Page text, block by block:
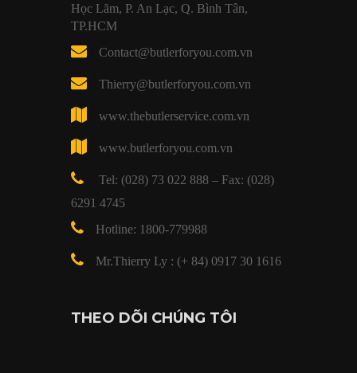
Học Lãm, P. An Lạc, Q. Bình Tân,
TP.HCM
Contact@butlerforyou.com.vn
Thierry@butlerforyou.com.vn
www.thebutlerservice.com.vn
www.butlerforyou.com.vn
Tel: (028) 73 022 888 – Fax: (028)
6291 4745
Hotline: 1800-779988
Mr.Thierry Ly : (+ 84) 0917 30 1616
THEO DÕI CHÚNG TÔI